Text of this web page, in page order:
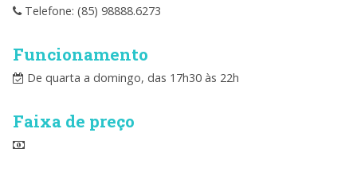
Telefone: (85) 98888.6273
Funcionamento
De quarta a domingo, das 17h30 às 22h
Faixa de preço